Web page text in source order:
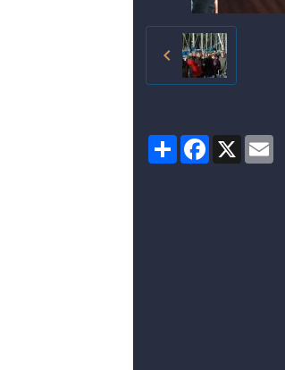
PartagerFacebook
X